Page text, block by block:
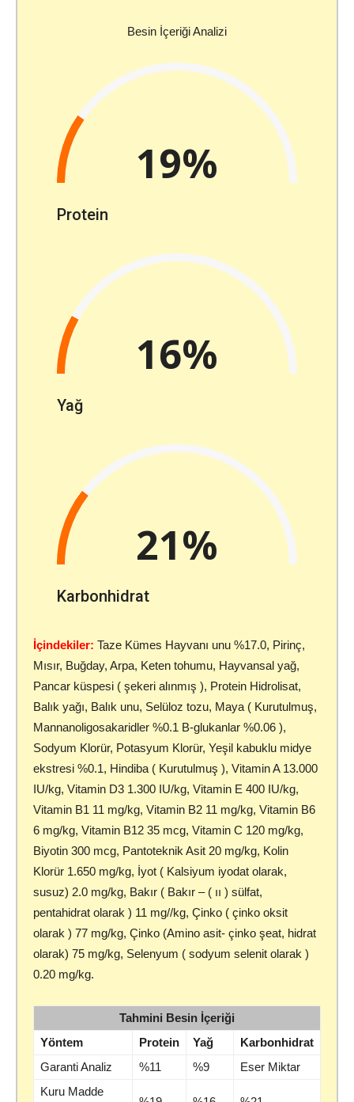
Besin İçeriği Analizi
19%
Protein
16%
Yağ
21%
Karbonhidrat
İçindekiler: Taze Kümes Hayvanı unu %17.0, Pirinç,
Mısır, Buğday, Arpa, Keten tohumu, Hayvansal yağ,
Pancar küspesi ( şekeri alınmış ), Protein Hidrolisat,
Balık yağı, Balık unu, Selüloz tozu, Maya ( Kurutulmuş,
Mannanoligosakaridler %0.1 B-glukanlar %0.06 ),
Sodyum Klorür, Potasyum Klorür, Yeşil kabuklu midye
ekstresi %0.1, Hindiba ( Kurutulmuş ), Vitamin A 13.000
IU/kg, Vitamin D3 1.300 IU/kg, Vitamin E 400 IU/kg,
Vitamin B1 11 mg/kg, Vitamin B2 11 mg/kg, Vitamin B6
6 mg/kg, Vitamin B12 35 mcg, Vitamin C 120 mg/kg,
Biyotin 300 mcg, Pantoteknik Asit 20 mg/kg, Kolin
Klorür 1.650 mg/kg, İyot ( Kalsiyum iyodat olarak,
susuz) 2.0 mg/kg, Bakır ( Bakır – ( ıı ) sülfat,
pentahidrat olarak ) 11 mg//kg, Çinko ( çinko oksit
olarak ) 77 mg/kg, Çinko (Amino asit- çinko şeat, hidrat
olarak) 75 mg/kg, Selenyum ( sodyum selenit olarak )
0.20 mg/kg.
Tahmini Besin İçeriği
Yöntem
Protein Yağ
Karbonhidrat
Garanti Analiz
%11 %9
Eser Miktar
Kuru Madde